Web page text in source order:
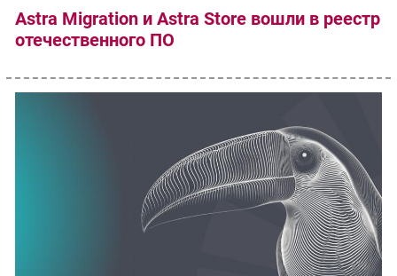
Astra Migration и Astra Store вошли в реестр
отечественного ПО